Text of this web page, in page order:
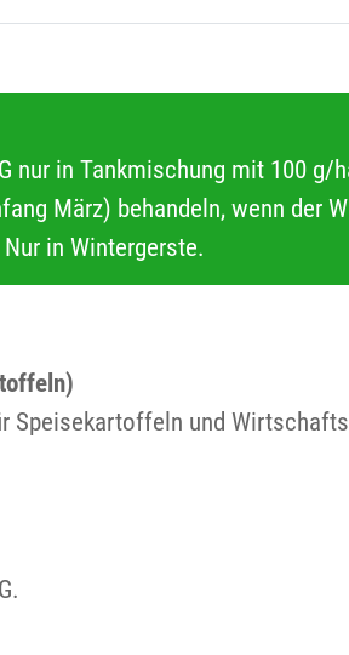
nur in Tankmischung mit 100
März) behandeln, wenn der
in Wintergerste.
Speisekartoffeln und